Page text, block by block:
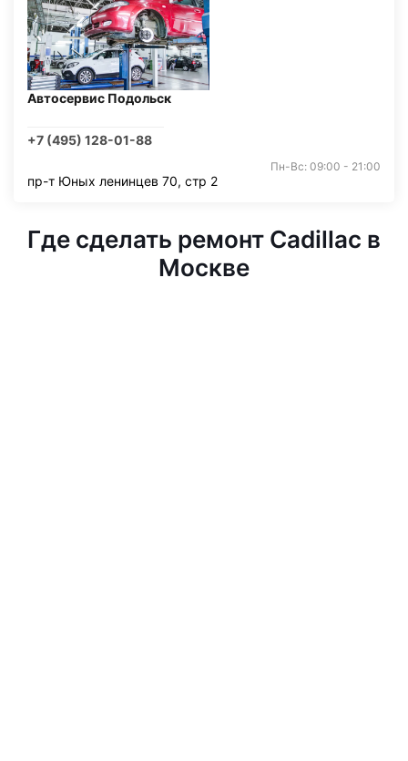
Автосервис Подольск
+7 (495) 128-01-88
Пн-Вс: 09:00 - 21:00
пр-т Юных ленинцев 70, стр 2
Где сделать ремонт Cadillac в
Москве